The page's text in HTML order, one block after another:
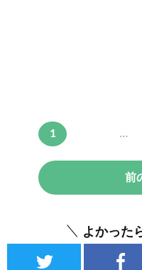
1 …
前
よかった